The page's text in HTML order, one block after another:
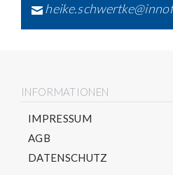
INFORMATIONEN
IMPRESSUM
AGB
DATENSCHUTZ